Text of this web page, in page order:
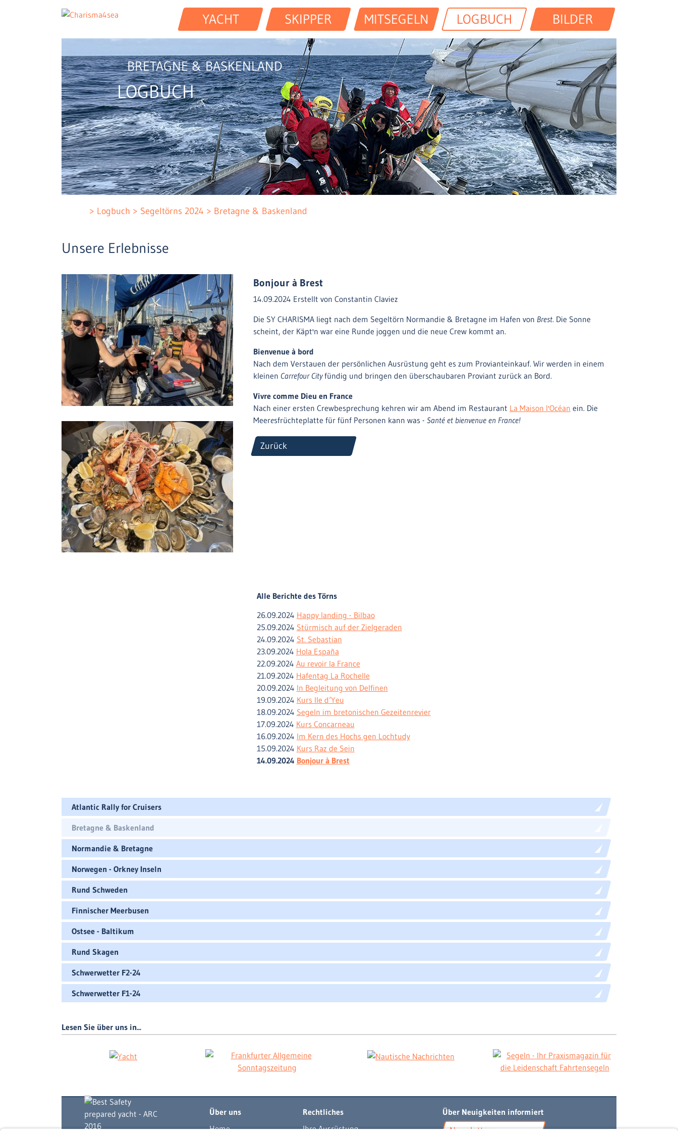
YACHT SKIPPER MITSEGELN LOGBUCH BILDER
BRETAGNE & BASKENLAND
LOGBUCH
Logbuch Segeltörns 2024 Bretagne & Baskenland
Unsere Erlebnisse
Bonjour à Brest
14.09.2024 Erstellt von Constantin Claviez
Die SY CHARISMA liegt nach dem Segeltörn Normandie & Bretagne im Hafen von Brest. Die Sonne
scheint, der Käpt'n war eine Runde joggen und die neue Crew kommt an.
Bienvenue à bord
Nach dem Verstauen der persönlichen Ausrüstung geht es zum Provianteinkauf. Wir werden in einem
kleinen Carrefour Cityfündig und bringen den überschaubaren Proviant zurück an Bord.
Vivre comme Dieu en France
Nach einer ersten Crewbesprechung kehren wir am Abend im Restaurant La Maison l'Océan ein. Die
Meeresfrüchteplatte für fünf Personen kann was - Santé et bienvenue en France!
Zurück
Alle Berichte des Törns
26.09.2024 Happy landing - Bilbao
25.09.2024 Stürmisch auf der Zielgeraden
24.09.2024 St. Sebastian
23.09.2024 Hola España
22.09.2024 Au revoir la France
21.09.2024 Hafentag La Rochelle
20.09.2024 In Begleitung von Delfinen
19.09.2024 Kurs Ile d‘Yeu
18.09.2024 Segeln im bretonischen Gezeitenrevier
17.09.2024 Kurs Concarneau
16.09.2024 Im Kern des Hochs gen Lochtudy
15.09.2024 Kurs Raz de Sein
14.09.2024 Bonjour à Brest
Atlantic Rally for Cruisers
Bretagne & Baskenland
Normandie & Bretagne
Norwegen - Orkney Inseln
Rund Schweden
Finnischer Meerbusen
Ostsee - Baltikum
Rund Skagen
Schwerwetter F2-24
Schwerwetter F1-24
Lesen Sie über uns in...
Über uns
Home
Rechtliches
Ihre Ausrüstung
Über Neuigkeiten informiert